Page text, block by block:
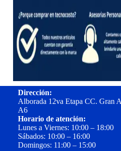
Dirección:
Alborada 12va Etapa CC. Gran
A6
Horario de atención:
Lunes a Viernes: 10:00 – 18:00
Sábados: 10:00 – 16:00
Domingos: 11:00 – 15:00